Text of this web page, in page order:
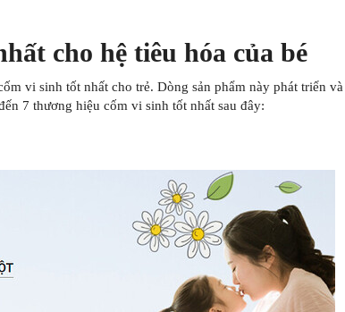
cho hệ tiêu hóa của bé
vi sinh tốt nhất cho trẻ. Dòng sản phẩm này phát triển và
7 thương hiệu cốm vi sinh tốt nhất sau đây: